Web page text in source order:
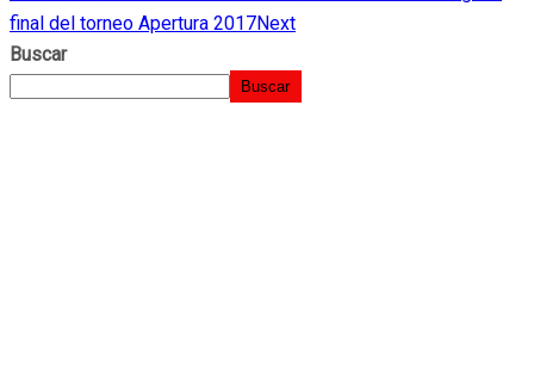
final del torneo Apertura 2017Next
Buscar
Buscar